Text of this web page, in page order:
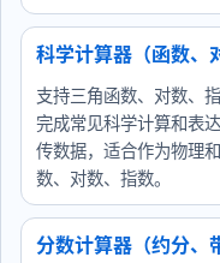
科学计算器（函数、
支持三角函数、对数、
完成常见科学计算和表
传数据，适合作为物理
数、对数、指数。
分数计算器（约分、